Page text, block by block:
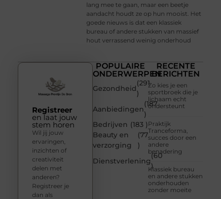
lang mee te gaan, maar een beetje
aandacht houdt ze op hun mooist. Het
goede nieuws is dat een klassiek
bureau of andere stukken van massief
hout verrassend weinig onderhoud
POPULAIRE
ONDERWERPEN
Gezondheid
(291
)
Aanbiedingen
(187
)
Bedrijven (183 )
Beauty en
verzorging
(77
)
Dienstverlening
(60
)
RECENTE
BERICHTEN
Zo kies je een
sportbroek die je
lichaam echt
ondersteunt
Praktijk
Tranceforma,
succes door een
andere
benadering
Klassiek bureau
en andere stukken
onderhouden
zonder moeite
Registreer
en laat jouw
stem horen
Wil jij jouw
ervaringen,
inzichten of
creativiteit
delen met
anderen?
Registreer je
dan als